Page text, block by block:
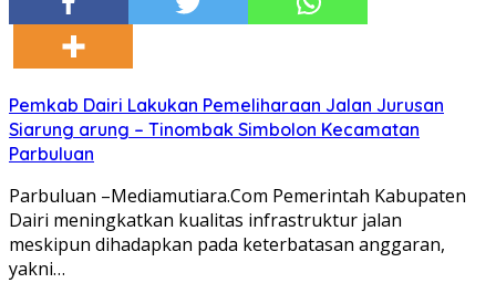
Pemkab Dairi Lakukan Pemeliharaan Jalan Jurusan
Siarung arung – Tinombak Simbolon Kecamatan
Parbuluan
Parbuluan –Mediamutiara.Com Pemerintah Kabupaten
Dairi meningkatkan kualitas infrastruktur jalan
meskipun dihadapkan pada keterbatasan anggaran,
yakni…